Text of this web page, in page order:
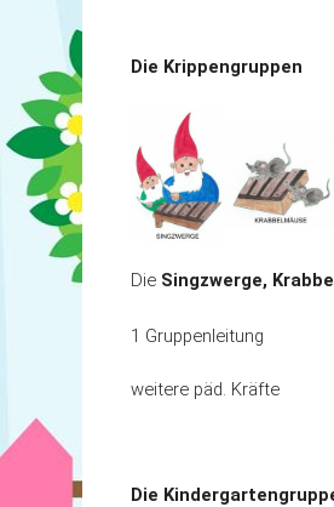
Aktuelles & Mitteilungen
Kontakt
Die Krippengruppen
Die Singzwerge,
1 Gruppenleitung
weitere päd. Kräfte
Die